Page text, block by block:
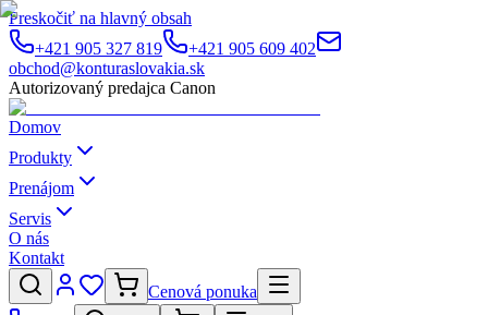
Preskočiť na hlavný obsah
+421 905 327 819
+421 905 609 402
obchod@konturaslovakia.sk
Autorizovaný predajca Canon
Domov
Produkty
Prenájom
Servis
O nás
Kontakt
Cenová ponuka